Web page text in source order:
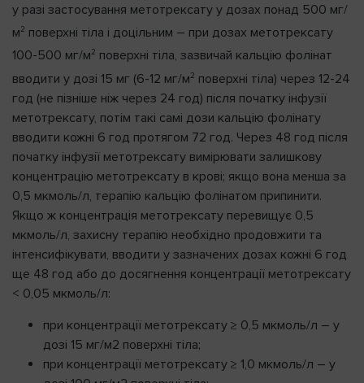
у разі застосування метотрексату у дозах понад 500 мг/
м2 поверхні тіла і доцільним – при дозах метотрексату
100-500 мг/м2 поверхні тіла, зазвичай кальцію фолінат
вводити у дозі 15 мг (6-12 мг/м2 поверхні тіла) через 12-24
год (не пізніше ніж через 24 год) після початку інфузії
метотрексату, потім такі самі дози кальцію фолінату
вводити кожні 6 год протягом 72 год. Через 48 год після
початку інфузії метотрексату вимірювати залишкову
концентрацію метотрексату в крові; якщо вона менша за
0,5 мкмоль/л, терапію кальцію фолінатом припинити.
Якщо ж концентрація метотрексату перевищує 0,5
мкмоль/л, захисну терапію необхідно продовжити та
інтенсифікувати, вводити у зазначених дозах кожні 6 год
ще 48 год або до досягнення концентрації метотрексату
< 0,05 мкмоль/л:
при концентрації метотрексату ≥ 0,5 мкмоль/л – у
дозі 15 мг/м2 поверхні тіла;
при концентрації метотрексату ≥ 1,0 мкмоль/л – у